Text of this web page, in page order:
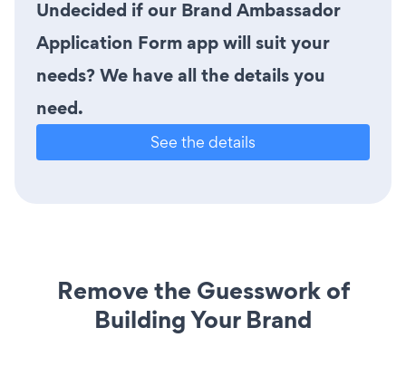
Undecided if our Brand Ambassador
Application Form app will suit your
needs? We have all the details you
need.
See the details
Remove the Guesswork of
Building Your Brand